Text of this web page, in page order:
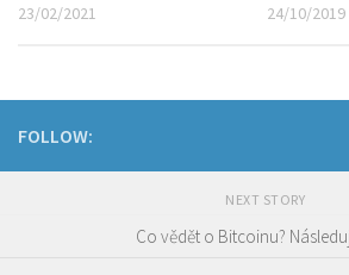
23/02/2021 24/10/2019
FOLLOW:
NEXT STORY
Co vědět o Bitcoinu?